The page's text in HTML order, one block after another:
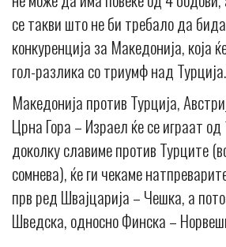
се такви што не би требало да
конкуренција за Македонија, која
гол-разлика со триумф над Турција.
Македонија против Турција,
Црна Гора – Израел ќе се играат
доколку славиме против Турците
сомнева), ќе ги чекаме
прв ред Швајцарија – Чешка, а
Шведска, односно Финска –